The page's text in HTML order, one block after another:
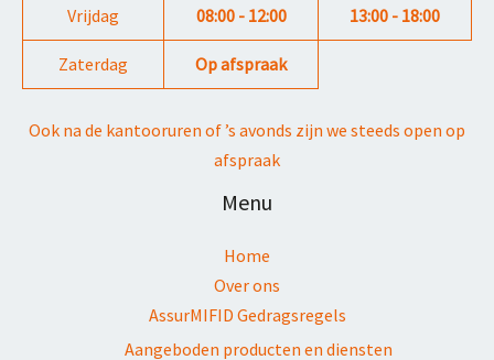
Vrijdag 08:00 - 12:00 13:00 - 18:00
Zaterdag Op afspraak
Ook na de kantooruren of ’s avonds zijn we steeds open op
afspraak
Menu
Home
Over ons
AssurMIFID Gedragsregels
Aangeboden producten en diensten